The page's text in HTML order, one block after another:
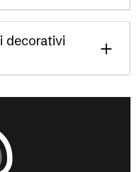
decorativi